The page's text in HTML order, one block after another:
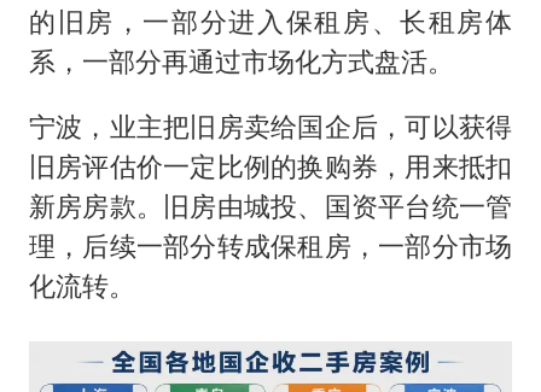
的旧房，一部分进入保租房、长租房体
系，一部分再通过市场化方式盘活。
宁波，业主把旧房卖给国企后，可以获得
旧房评估价一定比例的换购券，用来抵扣
新房房款。旧房由城投、国资平台统一管
理，后续一部分转成保租房，一部分市场
化流转。